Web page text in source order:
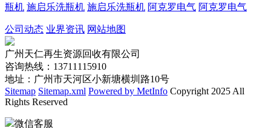
瓶机 施启乐洗瓶机 施启乐洗瓶机 阿克罗电气 阿克罗电气
公司动态 业界资讯 网站地图
广州天仁再生资源回收有限公司
咨询热线：13711115910
地址：广州市天河区小新塘横圳路10号
Sitemap Sitemap.xml Powered by MetInfo Copyright 2025 All
Rights Reserved
微信客服